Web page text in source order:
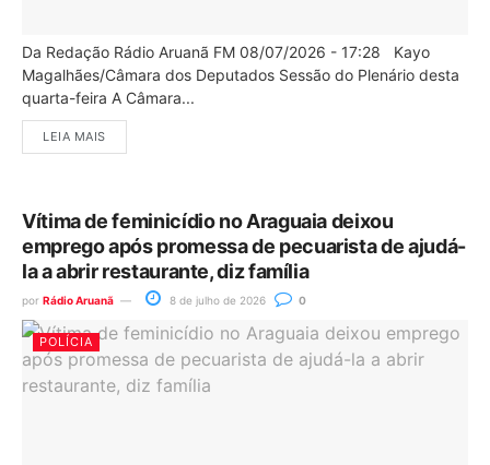
Da Redação Rádio Aruanã FM 08/07/2026 - 17:28 Kayo
Magalhães/Câmara dos Deputados Sessão do Plenário desta
quarta-feira A Câmara...
LEIA MAIS
Vítima de feminicídio no Araguaia deixou
emprego após promessa de pecuarista de ajudá-
la a abrir restaurante, diz família
por Rádio Aruanã 8 de julho de 2026 0
POLÍCIA